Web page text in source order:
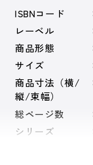
ISBNコード
レーベル
商品形態
サイズ
商品寸法（横/
縦/束幅）
総ページ数
シリーズ